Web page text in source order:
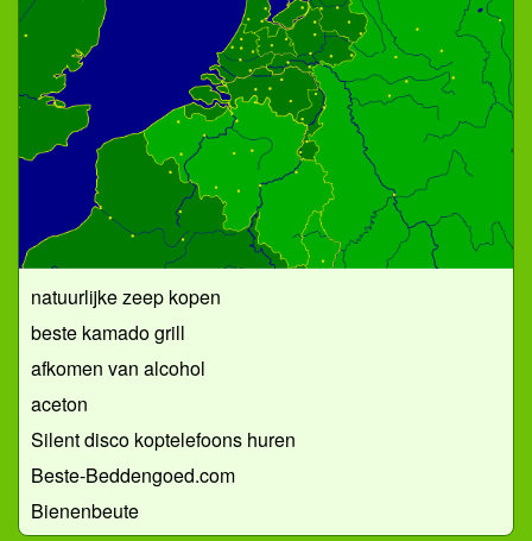
natuurlijke zeep kopen
beste kamado grill
afkomen van alcohol
aceton
Silent disco koptelefoons huren
Beste-Beddengoed.com
Bienenbeute